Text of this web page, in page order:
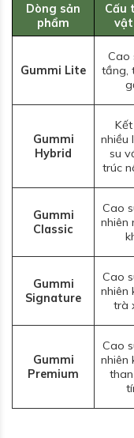
Dòng sản
phẩm
Cấu
Gummi Lite
Cao
tầng,
Gummi
Hybrid
nhiều
su
trúc
Gummi
Classic
Cao
nhiên
Gummi
Signature
Cao
nhiên
trà
Gummi
Premium
Cao
nhiên